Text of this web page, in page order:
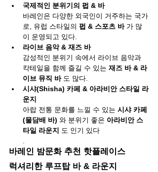
국제적인 분위기의 펍 & 바
바레인은 다양한 외국인이 거주하는 국가
로, 유럽 스타일의 펍 & 스포츠 바 가 많
이 운영되고 있다.
라이브 음악 & 재즈 바
감성적인 분위기 속에서 라이브 음악과
칵테일을 함께 즐길 수 있는 재즈 바 & 라
이브 뮤직 바 도 많다.
시샤(Shisha) 카페 & 아라비안 스타일 라
운지
아랍 전통 문화를 느낄 수 있는 시샤 카페
(물담배 바) 와 분위기 좋은 아라비안 스
타일 라운지 도 인기 있다
.
바레인 밤문화 추천 핫플레이스
럭셔리한 루프탑 바 & 라운지